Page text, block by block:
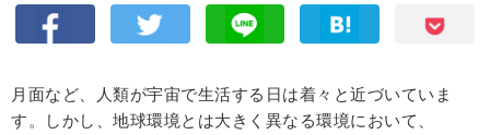
月面など、人類が宇宙で生活する日は着々と近づいていま
す。しかし、地球環境とは大きく異なる環境において、